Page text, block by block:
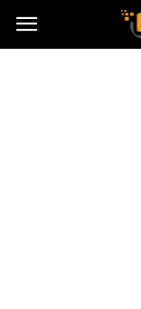
Activisio.pl